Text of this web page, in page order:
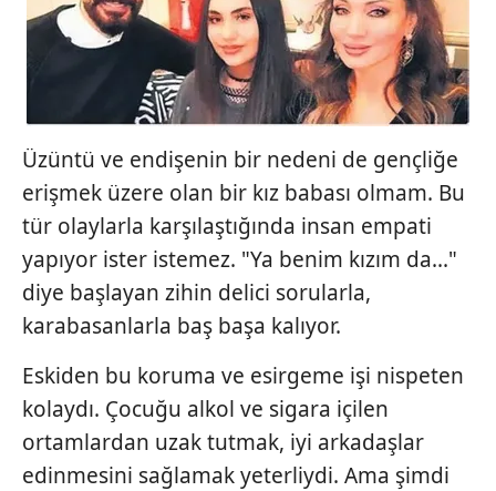
Üzüntü ve endişenin bir nedeni de gençliğe
erişmek üzere olan bir kız babası olmam. Bu
tür olaylarla karşılaştığında insan empati
yapıyor ister istemez. "Ya benim kızım da..."
diye başlayan zihin delici sorularla,
karabasanlarla baş başa kalıyor.
Eskiden bu koruma ve esirgeme işi nispeten
kolaydı. Çocuğu alkol ve sigara içilen
ortamlardan uzak tutmak, iyi arkadaşlar
edinmesini sağlamak yeterliydi. Ama şimdi